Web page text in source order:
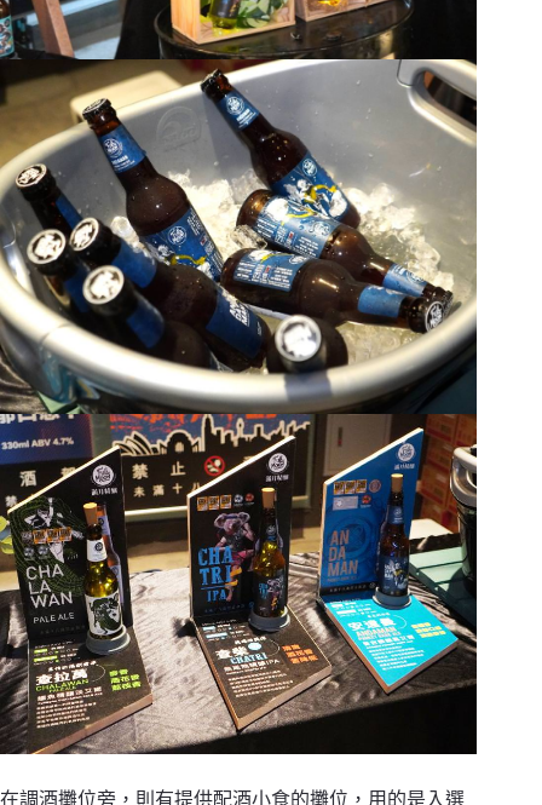
在調酒攤位旁，則有提供配酒小食的攤位，用的是入選